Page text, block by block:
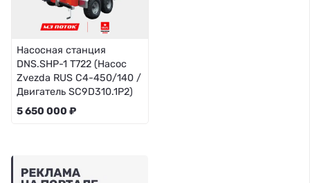
Насосная станция
DNS.SHP-1 T722 (Насос
Zvezda RUS C4-450/140 /
Двигатель SC9D310.1P2)
5 650 000 ₽